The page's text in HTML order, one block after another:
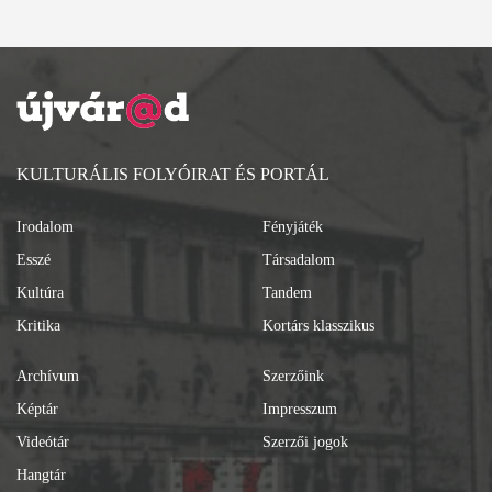
KULTURÁLIS FOLYÓIRAT ÉS PORTÁL
Irodalom
Esszé
Kultúra
Kritika
Fényjáték
Társadalom
Tandem
Kortárs klasszikus
Archívum
Képtár
Videótár
Hangtár
Szerzőink
Impresszum
Szerzői jogok